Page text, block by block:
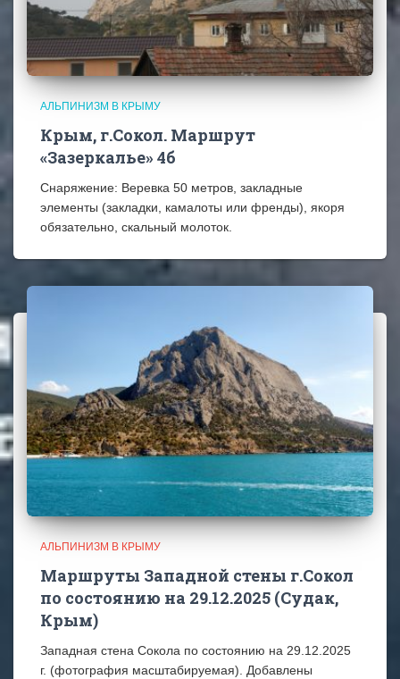
АЛЬПИНИЗМ В КРЫМУ
Крым, г.Сокол. Маршрут
«Зазеркалье» 4б
Снаряжение: Веревка 50 метров, закладные
элементы (закладки, камалоты или френды), якоря
обязательно, скальный молоток.
АЛЬПИНИЗМ В КРЫМУ
Маршруты Западной стены г.Сокол
по состоянию на 29.12.2025 (Судак,
Крым)
Западная стена Сокола по состоянию на 29.12.2025
г. (фотография масштабируемая). Добавлены